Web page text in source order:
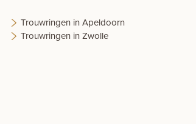
Trouwringen in Apeldoorn
Trouwringen in Zwolle